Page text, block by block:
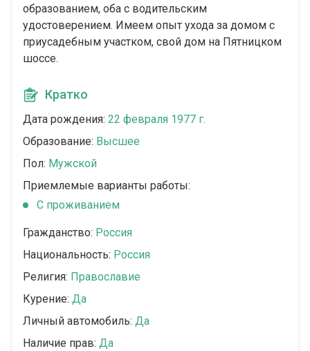
образованием, оба с водительским
удостоверением. Имеем опыт ухода за домом с
приусадебным участком, свой дом на Пятницком
шоссе.
Кратко
Дата рождения: 22 февраля 1977 г.
Образование: Высшее
Пол: Мужской
Приемлемые варианты работы:
C проживанием
Гражданство: Россия
Национальность: Россия
Религия: Православие
Курение: Да
Личный автомобиль: Да
Наличие прав: Да